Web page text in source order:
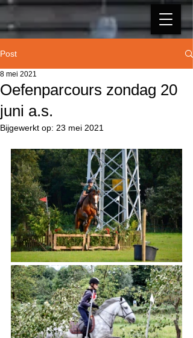
Post
Oefenparcours zondag 20
juni a.s.
8 mei 2021
Bijgewerkt op: 23 mei 2021